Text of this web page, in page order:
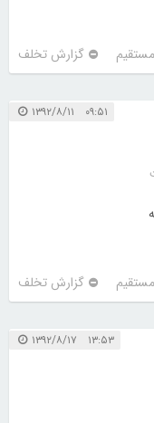
گزارش تخلف
۰۹:۵۱ ۱۳۹۲/۸/۱۱
گزارش تخلف
۱۳:۵۳ ۱۳۹۲/۸/۱۷